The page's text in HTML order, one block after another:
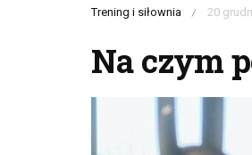
Trening i siłownia / 20
Na czym